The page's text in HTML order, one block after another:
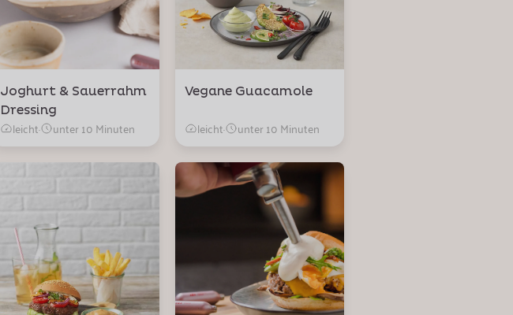
Joghurt & Sauerrahm
Dressing
leicht· unter 10 Minuten
Vegane Guacamole
leicht· unter 10 Minuten